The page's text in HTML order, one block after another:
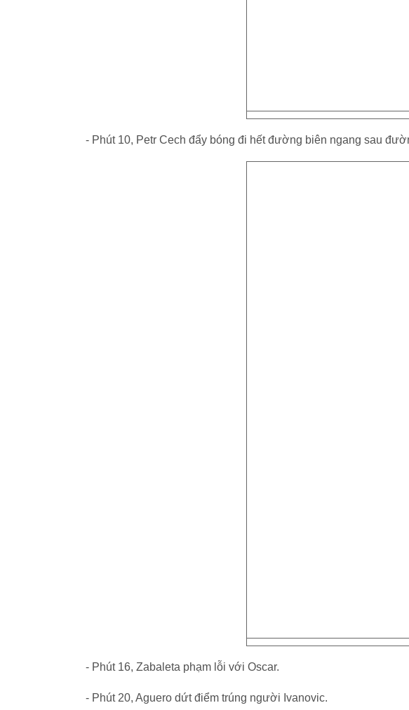
- Phút 10, Petr Cech đẩy bóng đi hết đường biên ngang sau
- Phút 16, Zabaleta phạm lỗi với Oscar.
- Phút 20, Aguero dứt điểm trúng người Ivanovic.